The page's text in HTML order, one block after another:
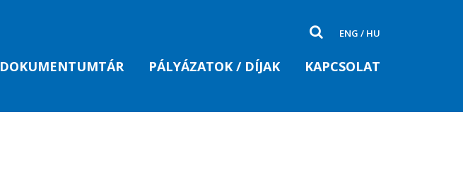
ENG / HU
DOKUMENTUMTÁR PÁLYÁZATOK / DÍJAK KAPCSOLAT